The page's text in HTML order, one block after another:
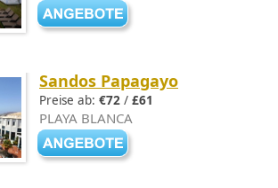
Sandos Papagayo
Preise ab: €72 / £61
PLAYA BLANCA